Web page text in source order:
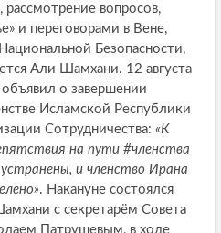
вопросов,
и переговорами в Вене,
Безопасности,
Али Шамхани. 12 августа
о завершении
Исламской Республики
Сотрудничества: «К
на пути #членства
и членство Ирана
. Накануне состоялся
с секретарём Совета
Патрушевым, в ходе